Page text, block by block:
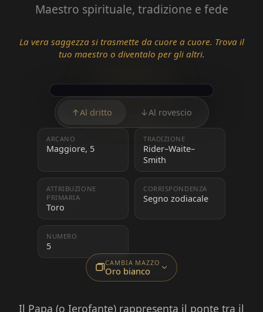
Maestro spirituale, tradizione e fede
La vera saggezza si trasmette da cuore a cuore. Trova il
tuo maestro o diventalo per gli altri.
↑Al dritto ↓Al rovescio
ARCANO
Maggiore, 5
TRADIZIONE
Rider–Waite–
Smith
ATTRIBUZIONE
PRIMARIA
Toro
CORRISPONDENZA
Segno zodiacale
NUMERO
5
CAMBIA MAZZO
Oro bianco
Il Papa (o Ierofante) rappresenta il ponte tra il